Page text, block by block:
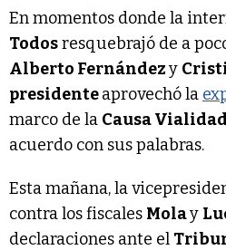
En momentos donde la
Todosresquebrajó de a
Alberto Fernándezy
presidenteaprovechó la
marco de la Causa Vialidad
acuerdo con sus palabras.
Esta mañana, la
contra los fiscales Molay
declaraciones ante el